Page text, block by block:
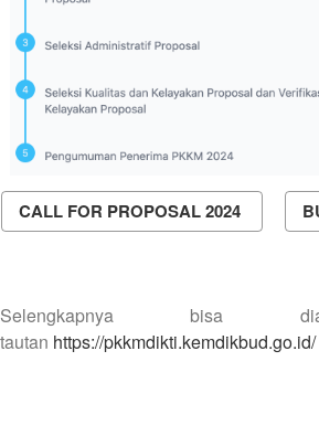
CALL FOR PROPOSAL 2024
Selengkapnya bisa
tautan https://pkkmdikti.kemdikbud.go.id/